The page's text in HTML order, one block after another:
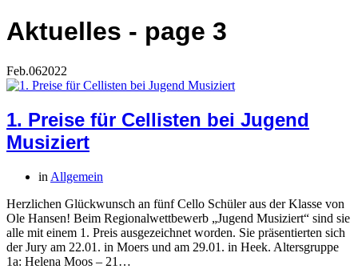
Aktuelles - page 3
Feb.062022
1. Preise für Cellisten bei Jugend
Musiziert
in Allgemein
Herzlichen Glückwunsch an fünf Cello Schüler aus der Klasse von
Ole Hansen! Beim Regionalwettbewerb „Jugend Musiziert“ sind sie
alle mit einem 1. Preis ausgezeichnet worden. Sie präsentierten sich
der Jury am 22.01. in Moers und am 29.01. in Heek. Altersgruppe
1a: Helena Moos – 21…